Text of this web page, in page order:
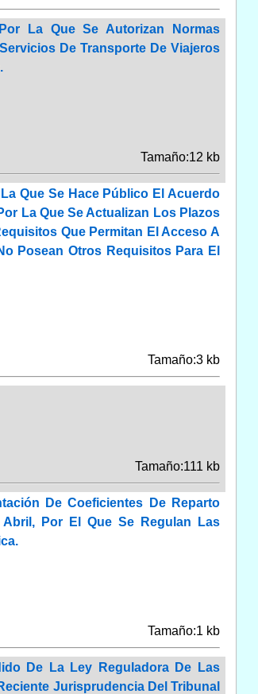
La Que Se Autorizan Normas
De Transporte De Viajeros
Tamaño:12 kb
Que Se Hace Público El Acuerdo
La Que Se Actualizan Los Plazos
Que Permitan El Acceso A
Posean Otros Requisitos Para El
Tamaño:3 kb
Tamaño:111 kb
De Coeficientes De Reparto
Por El Que Se Regulan Las
Tamaño:1 kb
De La Ley Reguladora De Las
Jurisprudencia Del Tribunal